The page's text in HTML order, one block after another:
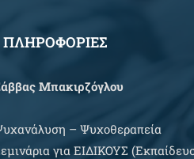
ΠΛΗΡΟΦΟΡΙΕΣ
Μπακιρζόγλου
– Ψυχοθεραπεία
για EIΔΙΚΟΥΣ